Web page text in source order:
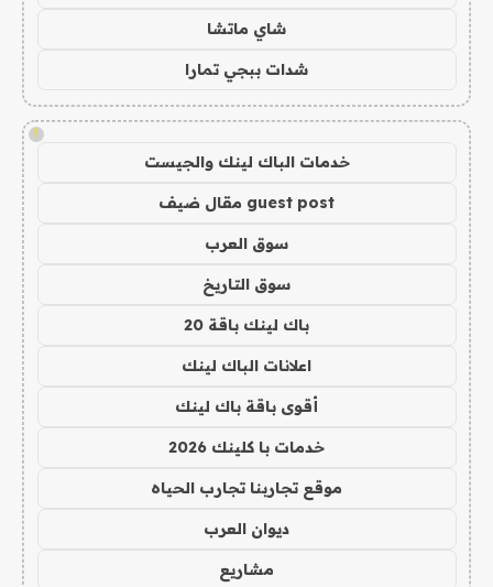
شاي ماتشا
شدات ببجي تمارا
!
خدمات الباك لينك والجيست
guest post مقال ضيف
سوق العرب
سوق التاريخ
باك لينك باقة 20
اعلانات الباك لينك
أقوى باقة باك لينك
خدمات با كلينك 2026
موقع تجاربنا تجارب الحياه
ديوان العرب
مشاريع